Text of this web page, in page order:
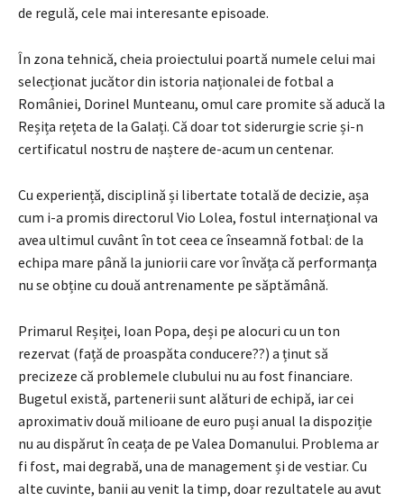
de regulă, cele mai interesante episoade.
În zona tehnică, cheia proiectului poartă numele celui mai
selecționat jucător din istoria naționalei de fotbal a
României, Dorinel Munteanu, omul care promite să aducă la
Reșița rețeta de la Galați. Că doar tot siderurgie scrie și-n
certificatul nostru de naștere de-acum un centenar.
Cu experiență, disciplină și libertate totală de decizie, așa
cum i-a promis directorul Vio Lolea, fostul internațional va
avea ultimul cuvânt în tot ceea ce înseamnă fotbal: de la
echipa mare până la juniorii care vor învăța că performanța
nu se obține cu două antrenamente pe săptămână.
Primarul Reșiței, Ioan Popa, deși pe alocuri cu un ton
rezervat (față de proaspăta conducere??) a ținut să
precizeze că problemele clubului nu au fost financiare.
Bugetul există, partenerii sunt alături de echipă, iar cei
aproximativ două milioane de euro puși anual la dispoziție
nu au dispărut în ceața de pe Valea Domanului. Problema ar
fi fost, mai degrabă, una de management și de vestiar. Cu
alte cuvinte, banii au venit la timp, doar rezultatele au avut